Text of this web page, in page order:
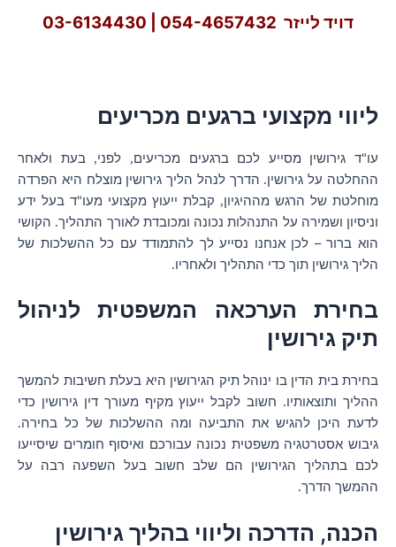
דויד לייזר 054-4657432 | 03-6134430
ליווי מקצועי ברגעים מכריעים
עו"ד גירושין מסייע לכם ברגעים מכריעים, לפני, בעת ולאחר
ההחלטה על גירושין. הדרך לנהל הליך גירושין מוצלח היא הפרדה
מוחלטת של הרגש מההיגיון, קבלת ייעוץ מקצועי מעו"ד בעל ידע
וניסיון ושמירה על התנהלות נכונה ומכובדת לאורך התהליך. הקושי
הוא ברור – לכן אנחנו נסייע לך להתמודד עם כל ההשלכות של
הליך גירושין תוך כדי התהליך ולאחריו.
בחירת הערכאה המשפטית לניהול
תיק גירושין
בחירת בית הדין בו ינוהל תיק הגירושין היא בעלת חשיבות להמשך
ההליך ותוצאותיו. חשוב לקבל ייעוץ מקיף מעורך דין גירושין כדי
לדעת היכן להגיש את התביעה ומה ההשלכות של כל בחירה.
גיבוש אסטרטגיה משפטית נכונה עבורכם ואיסוף חומרים שיסייעו
לכם בתהליך הגירושין הם שלב חשוב בעל השפעה רבה על
ההמשך הדרך.
הכנה, הדרכה וליווי בהליך גירושין